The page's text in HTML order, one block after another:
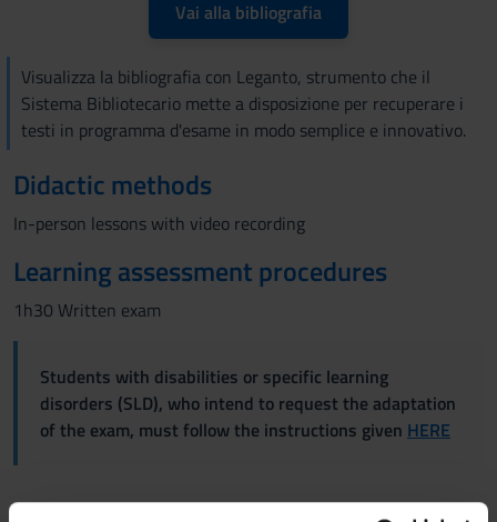
Vai alla bibliografia
Visualizza la bibliografia con Leganto, strumento che il
Sistema Bibliotecario mette a disposizione per recuperare i
testi in programma d'esame in modo semplice e innovativo.
Didactic methods
In-person lessons with video recording
Learning assessment procedures
1h30 Written exam
Students with disabilities or specific learning
disorders (SLD), who intend to request the adaptation
of the exam, must follow the instructions given HERE